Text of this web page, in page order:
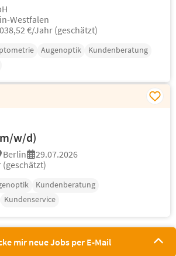
Westfalen
€/Jahr (geschätzt)
Augenoptik
Kundenberatung
w/d)
Berlin
29.07.2026
(geschätzt)
Kundenberatung
Kundenservice
mir neue Jobs per E-Mail